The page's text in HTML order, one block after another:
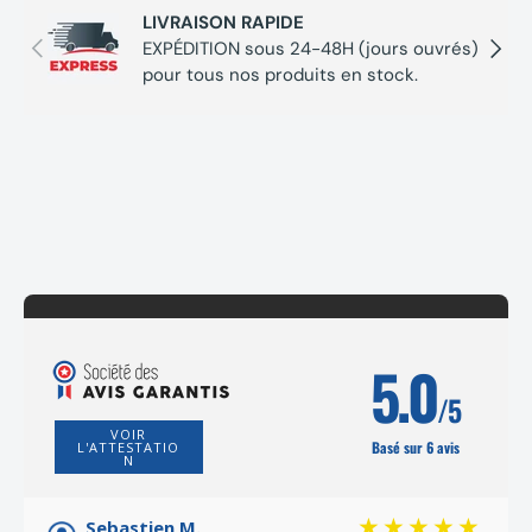
Livrée en boite carton sans batterie ni chargeur
Précédent
LIVRAISON RAPIDE
EXPÉDITION sous 24-48H (jours ouvrés)
pour tous nos produits en stock.
VOIR
L'ATTESTATIO
N
5.0/5
Basé sur 6 avis
Sebastien M.